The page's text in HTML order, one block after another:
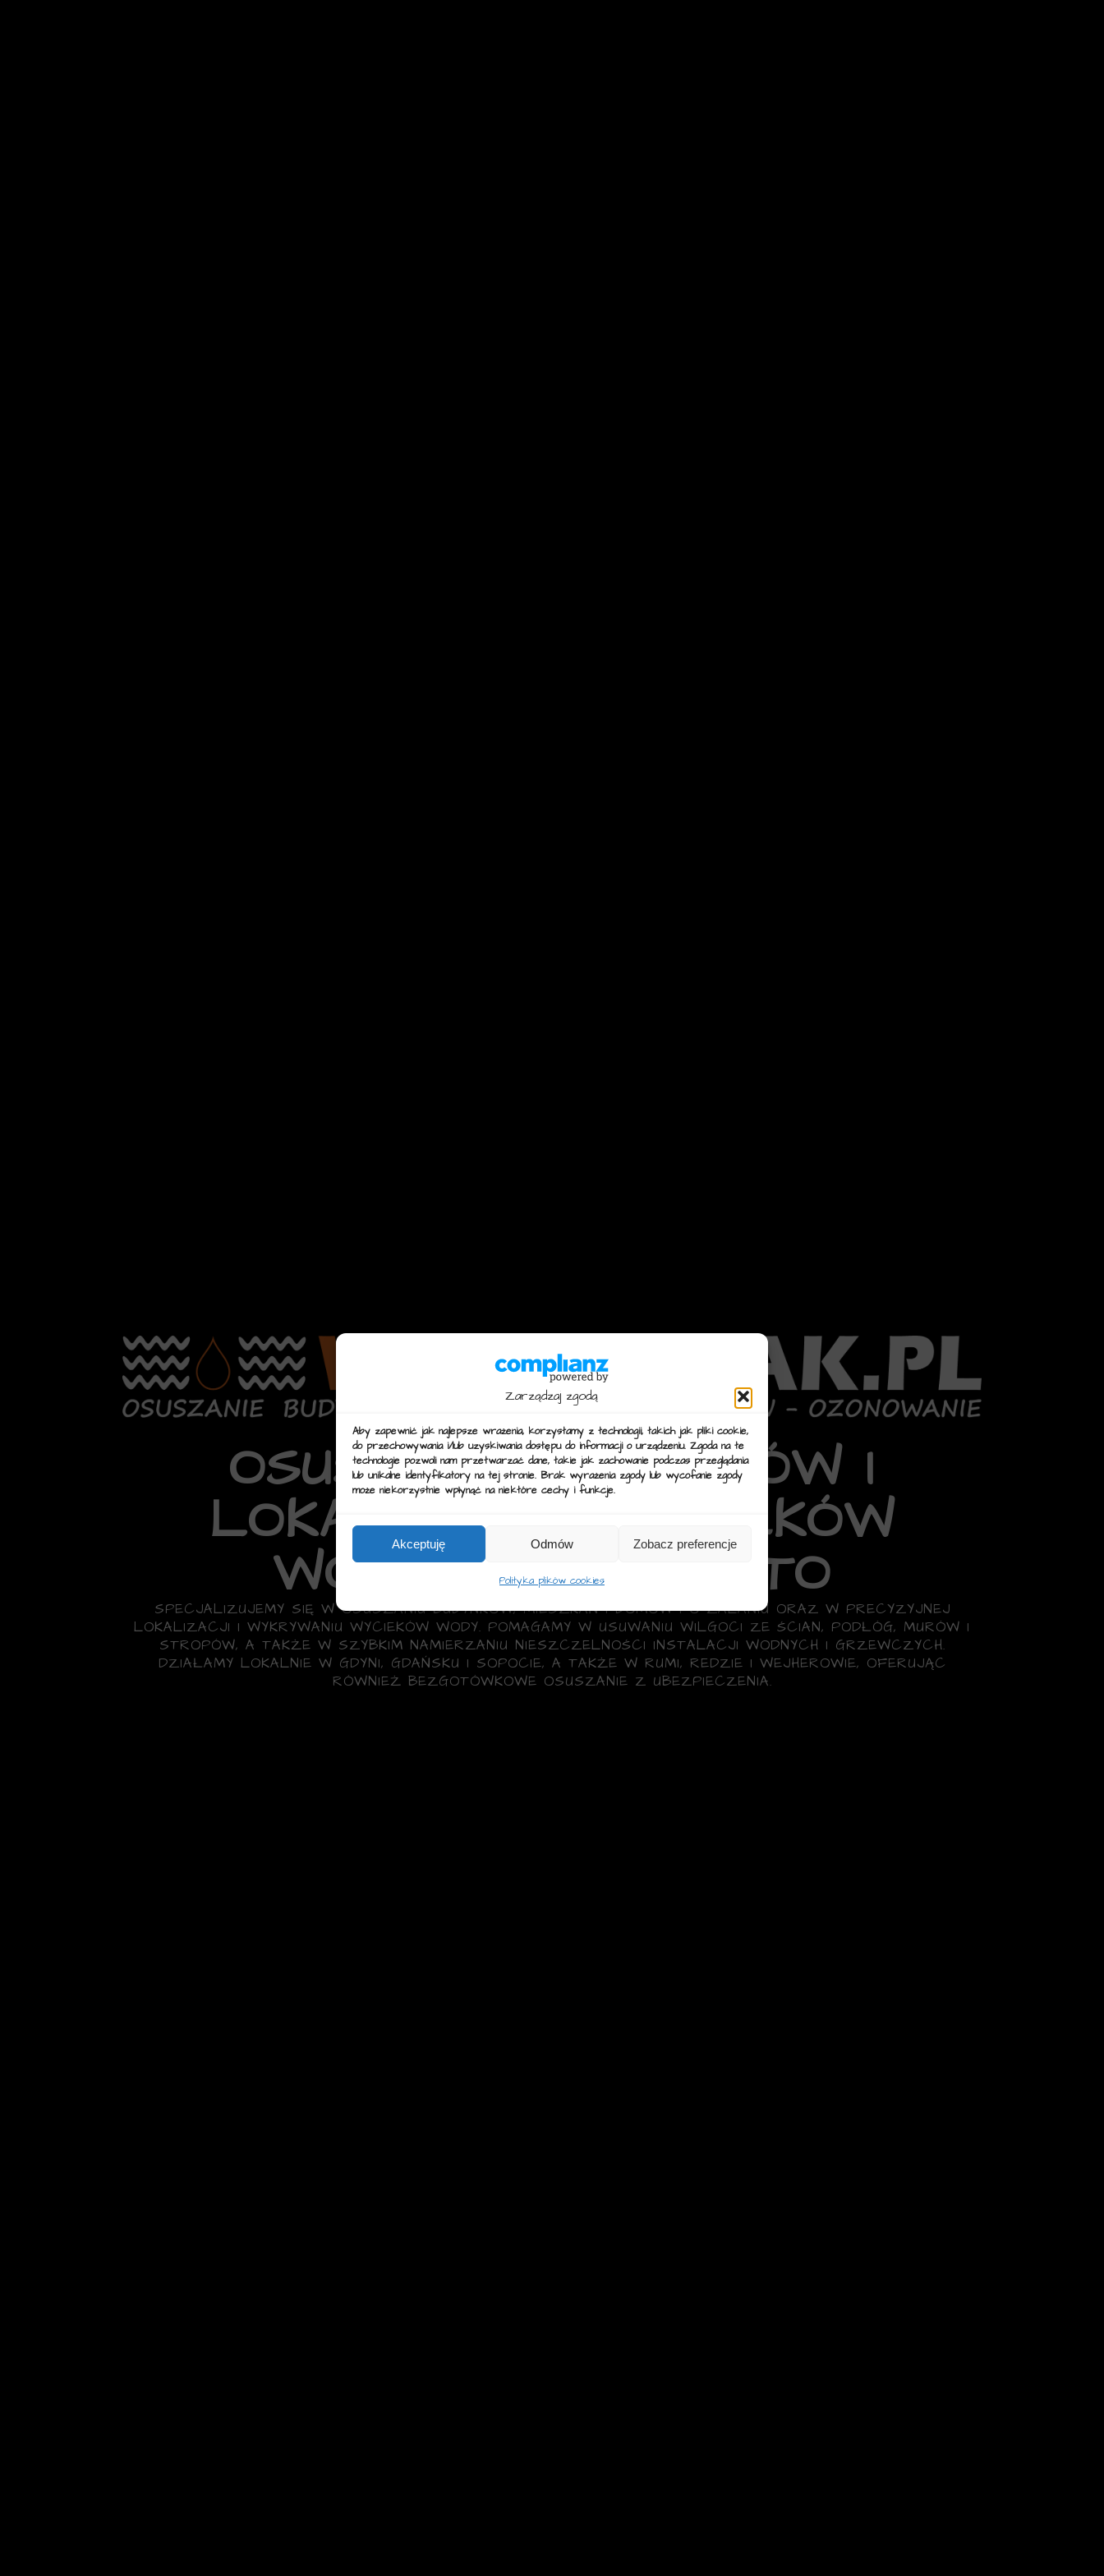
Zarządzaj zgodą
Aby zapewnić jak najlepsze wrażenia, korzystamy z technologii, takich jak pliki cookie,
do przechowywania i/lub uzyskiwania dostępu do informacji o urządzeniu. Zgoda na te
technologie pozwoli nam przetwarzać dane, takie jak zachowanie podczas przeglądania
lub unikalne identyfikatory na tej stronie. Brak wyrażenia zgody lub wycofanie zgody
może niekorzystnie wpłynąć na niektóre cechy i funkcje.
Akceptuję Odmów Zobacz preferencje
Polityka plików cookies
OSUSZANIE BUDYNKÓW I
LOKALIZACJA WYCIEKÓW
WODY – TRÓJMIASTO
SPECJALIZUJEMY SIĘ W OSUSZANIU BUDYNKÓW, MIESZKAŃ I DOMÓW PO ZALANIU ORAZ W PRECYZYJNEJ
LOKALIZACJI I WYKRYWANIU WYCIEKÓW WODY. POMAGAMY W USUWANIU WILGOCI ZE ŚCIAN, PODŁÓG, MURÓW I
STROPÓW, A TAKŻE W SZYBKIM NAMIERZANIU NIESZCZELNOŚCI INSTALACJI WODNYCH I GRZEWCZYCH.
DZIAŁAMY LOKALNIE W GDYNI, GDAŃSKU I SOPOCIE, A TAKŻE W RUMI, REDZIE I WEJHEROWIE, OFERUJĄC
RÓWNIEŻ BEZGOTÓWKOWE OSUSZANIE Z UBEZPIECZENIA.